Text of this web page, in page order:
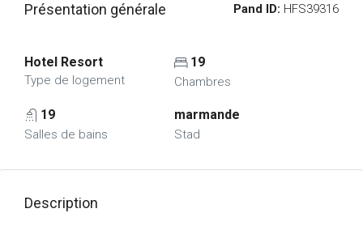
Présentation générale Pand ID: HFS39316
Hotel Resort
Type de logement
19
Chambres
19
Salles de bains
marmande
Stad
Description